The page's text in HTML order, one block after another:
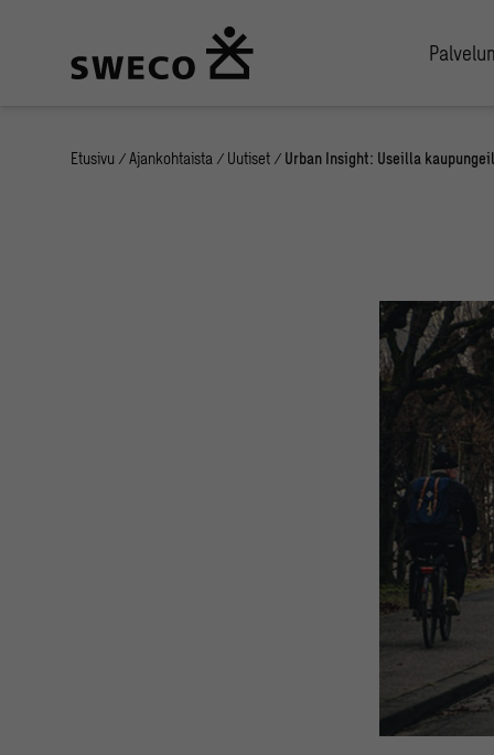
Etusivu / Ajankohtaista / Uutiset / Urban Insight: Useilla